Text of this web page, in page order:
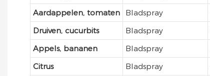
Aardappelen, tomaten
Bladspray
Druiven, cucurbits
Bladspray
Appels, bananen
Bladspray
Citrus
Bladspray